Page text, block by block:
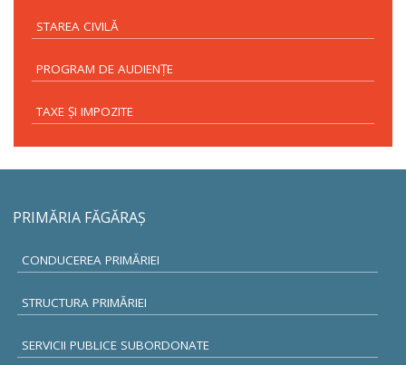
STAREA CIVILĂ
PROGRAM DE AUDIENŢE
TAXE ŞI IMPOZITE
PRIMĂRIA FĂGĂRAŞ
CONDUCEREA PRIMĂRIEI
STRUCTURA PRIMĂRIEI
SERVICII PUBLICE SUBORDONATE